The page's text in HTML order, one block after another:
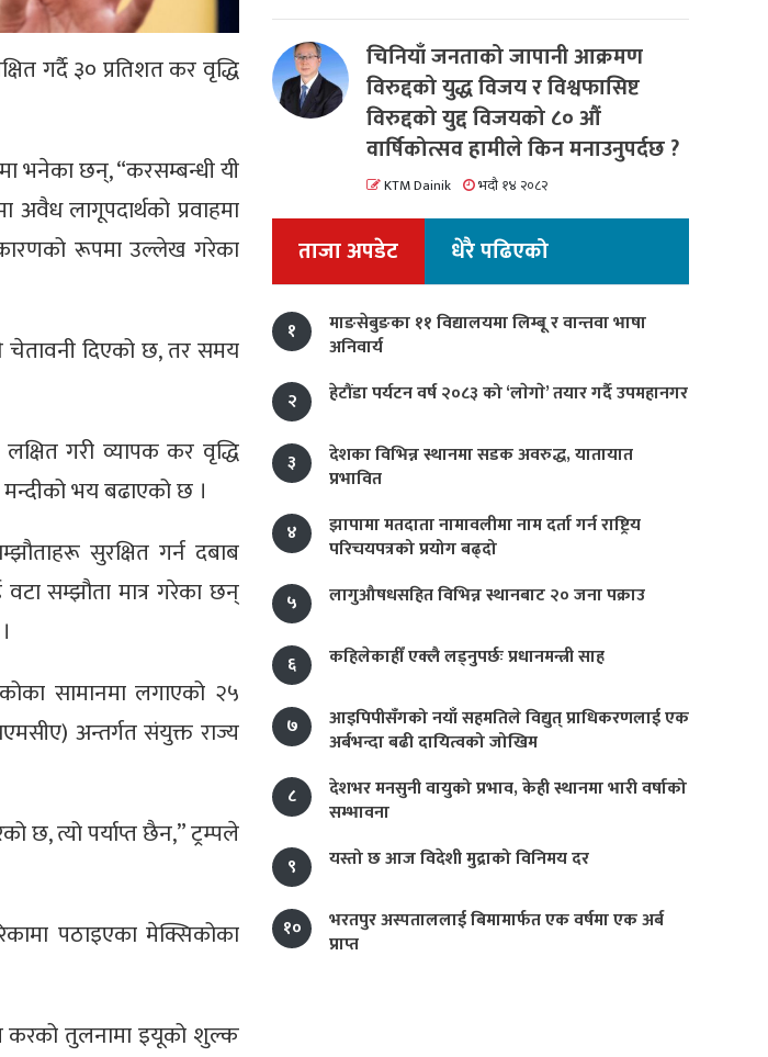
गर्दै ३० प्रतिशत कर वृद्धि
भनेका छन्, “करसम्बन्धी यी
लागूपदार्थको प्रवाहमा
रूपमा उल्लेख गरेका
चेतावनी दिएको छ, तर समय
लक्षित गरी व्यापक कर वृद्धि
भय बढाएको छ ।
सुरक्षित गर्न दबाब
सम्झौता मात्र गरेका छन्
सामानमा लगाएको २५
अन्तर्गत संयुक्त राज्य
त्यो पर्याप्त छैन,” ट्रम्पले
पठाइएका मेक्सिकोका
करको तुलनामा इयूको शुल्क
चिनियाँ जनताको जापानी आक्रमण
विरुद्दको युद्ध विजय र विश्वफासिष्ट
विरुद्दको युद्द विजयको ८० औं
वार्षिकोत्सव हामीले किन मनाउनुपर्दछ ?
KTM Dainik भदौ १४ २०८२
ताजा अपडेट धेरै पढिएको
१
माङसेबुङका ११ विद्यालयमा लिम्बू र वान्तवा भाषा
अनिवार्य
२
हेटौंडा पर्यटन वर्ष २०८३ को ‘लाेगाे’ तयार गर्दै उपमहानगर
३
देशका विभिन्न स्थानमा सडक अवरुद्ध, यातायात
प्रभावित
४
झापामा मतदाता नामावलीमा नाम दर्ता गर्न राष्ट्रिय
परिचयपत्रको प्रयोग बढ्दो
५
लागुऔषधसहित विभिन्न स्थानबाट २० जना पक्राउ
६ कहिलेकाहीँ एक्लै लड्नुपर्छः प्रधानमन्त्री साह
७
आइपिपीसँगको नयाँ सहमतिले विद्युत् प्राधिकरणलाई एक
अर्बभन्दा बढी दायित्वको जोखिम
८
देशभर मनसुनी वायुको प्रभाव, केही स्थानमा भारी वर्षाको
सम्भावना
९
यस्तो छ आज विदेशी मुद्राको विनिमय दर
१०
भरतपुर अस्पताललाई बिमामार्फत एक वर्षमा एक अर्ब
प्राप्त